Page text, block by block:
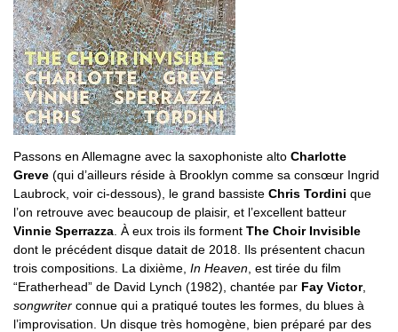
Passons en Allemagne avec la saxophoniste alto Charlotte
Greve (qui d’ailleurs réside à Brooklyn comme sa consœur Ingrid
Laubrock, voir ci-dessous), le grand bassiste Chris Tordini que
l’on retrouve avec beaucoup de plaisir, et l’excellent batteur
Vinnie Sperrazza . À eux trois ils forment The Choir Invisible
dont le précédent disque datait de 2018. Ils présentent chacun
trois compositions. La dixième, In Heaven , est tirée du film
“Eratherhead” de David Lynch (1982), chantée par Fay Victor,
songwriter connue qui a pratiqué toutes les formes, du blues à
l’improvisation. Un disque très homogène, bien préparé par des